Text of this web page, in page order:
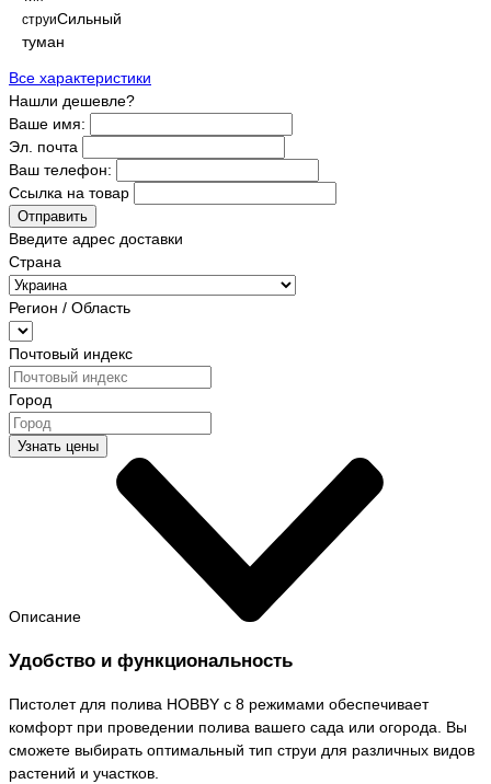
струиСильный
туман
Все характеристики
Нашли дешевле?
Ваше имя:
Эл. почта
Ваш телефон:
Ссылка на товар
Отправить
Введите адрес доставки
Страна
Регион / Область
Почтовый индекс
Город
Узнать цены
Описание
Удобство и функциональность
Пистолет для полива HOBBY с 8 режимами обеспечивает
комфорт при проведении полива вашего сада или огорода. Вы
сможете выбирать оптимальный тип струи для различных видов
растений и участков.